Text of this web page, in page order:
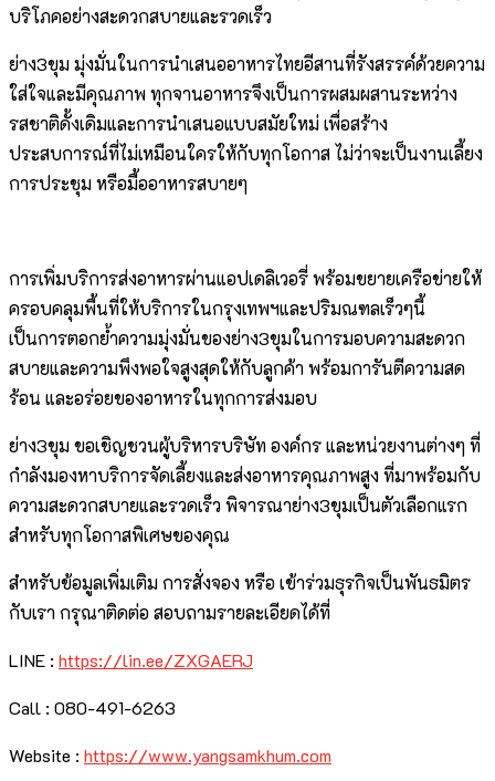
บริโภคอย่างสะดวกสบายและรวดเร็ว
ย่าง3ขุม มุ่งมั่นในการนำเสนออาหารไทยอีสานที่รังสรรค์ด้วยความ
ใส่ใจและมีคุณภาพ ทุกจานอาหารจึงเป็นการผสมผสานระหว่าง
รสชาติดั้งเดิมและการนำเสนอแบบสมัยใหม่ เพื่อสร้าง
ประสบการณ์ที่ไม่เหมือนใครให้กับทุกโอกาส ไม่ว่าจะเป็นงานเลี้ยง
การประชุม หรือมื้ออาหารสบายๆ
การเพิ่มบริการส่งอาหารผ่านแอปเดลิเวอรี่ พร้อมขยายเครือข่ายให้
ครอบคลุมพื้นที่ให้บริการในกรุงเทพฯและปริมณฑลเร็วๆนี้
เป็นการตอกย้ำความมุ่งมั่นของย่าง3ขุมในการมอบความสะดวก
สบายและความพึงพอใจสูงสุดให้กับลูกค้า พร้อมการันตีความสด
ร้อน และอร่อยของอาหารในทุกการส่งมอบ
ย่าง3ขุม ขอเชิญชวนผู้บริหารบริษัท องค์กร และหน่วยงานต่างๆ ที่
กำลังมองหาบริการจัดเลี้ยงและส่งอาหารคุณภาพสูง ที่มาพร้อมกับ
ความสะดวกสบายและรวดเร็ว พิจารณาย่าง3ขุมเป็นตัวเลือกแรก
สำหรับทุกโอกาสพิเศษของคุณ
สำหรับข้อมูลเพิ่มเติม การสั่งจอง หรือ เข้าร่วมธุรกิจเป็นพันธมิตร
กับเรา กรุณาติดต่อ สอบถามรายละเอียดได้ที่
LINE : https://lin.ee/ZXGAERJ
Call : 080-491-6263
Website : https://www.yangsamkhum.com